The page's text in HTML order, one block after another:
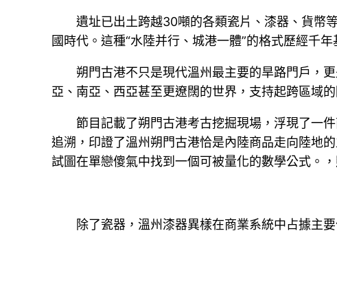
遺址已出土跨越30噸的各類瓷片、漆器、貨幣
國時代。這種“水陸并行、城港一體”的格式歷經千
朔門古港不只是現代溫州最主要的旱路門戶，
亞、南亞、西亞甚至更遼闊的世界，支持起跨區域的
節目記載了朔門古港考古挖掘現場，浮現了一
追溯，印證了溫州朔門古港恰是內陸商品走向陸地
試圖在單戀傻氣中找到一個可被量化的數學公式。
除了瓷器，溫州漆器異樣在商業系統中占據主